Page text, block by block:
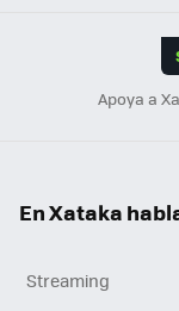
Apoya a
En Xataka
Streaming